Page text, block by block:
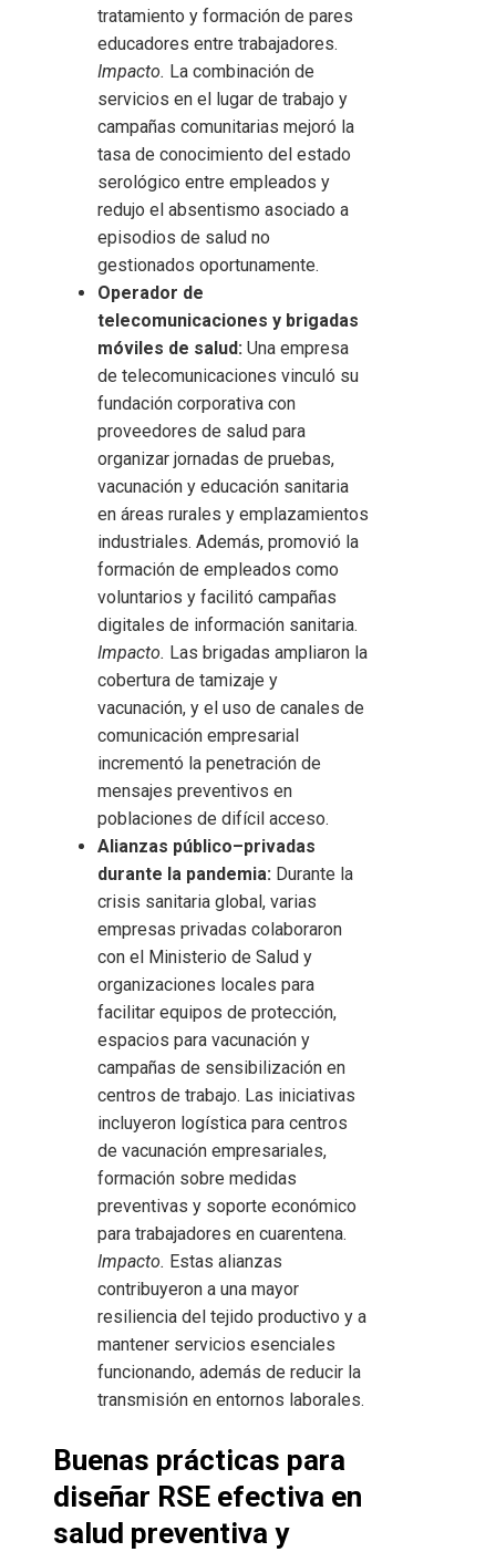
tratamiento y formación de pares
educadores entre trabajadores.
Impacto. La combinación de
servicios en el lugar de trabajo y
campañas comunitarias mejoró la
tasa de conocimiento del estado
serológico entre empleados y
redujo el absentismo asociado a
episodios de salud no
gestionados oportunamente.
Operador de
telecomunicaciones y brigadas
móviles de salud: Una empresa
de telecomunicaciones vinculó su
fundación corporativa con
proveedores de salud para
organizar jornadas de pruebas,
vacunación y educación sanitaria
en áreas rurales y emplazamientos
industriales. Además, promovió la
formación de empleados como
voluntarios y facilitó campañas
digitales de información sanitaria.
Impacto. Las brigadas ampliaron la
cobertura de tamizaje y
vacunación, y el uso de canales de
comunicación empresarial
incrementó la penetración de
mensajes preventivos en
poblaciones de difícil acceso.
Alianzas público–privadas
durante la pandemia: Durante la
crisis sanitaria global, varias
empresas privadas colaboraron
con el Ministerio de Salud y
organizaciones locales para
facilitar equipos de protección,
espacios para vacunación y
campañas de sensibilización en
centros de trabajo. Las iniciativas
incluyeron logística para centros
de vacunación empresariales,
formación sobre medidas
preventivas y soporte económico
para trabajadores en cuarentena.
Impacto. Estas alianzas
contribuyeron a una mayor
resiliencia del tejido productivo y a
mantener servicios esenciales
funcionando, además de reducir la
transmisión en entornos laborales.
Buenas prácticas para
diseñar RSE efectiva en
salud preventiva y